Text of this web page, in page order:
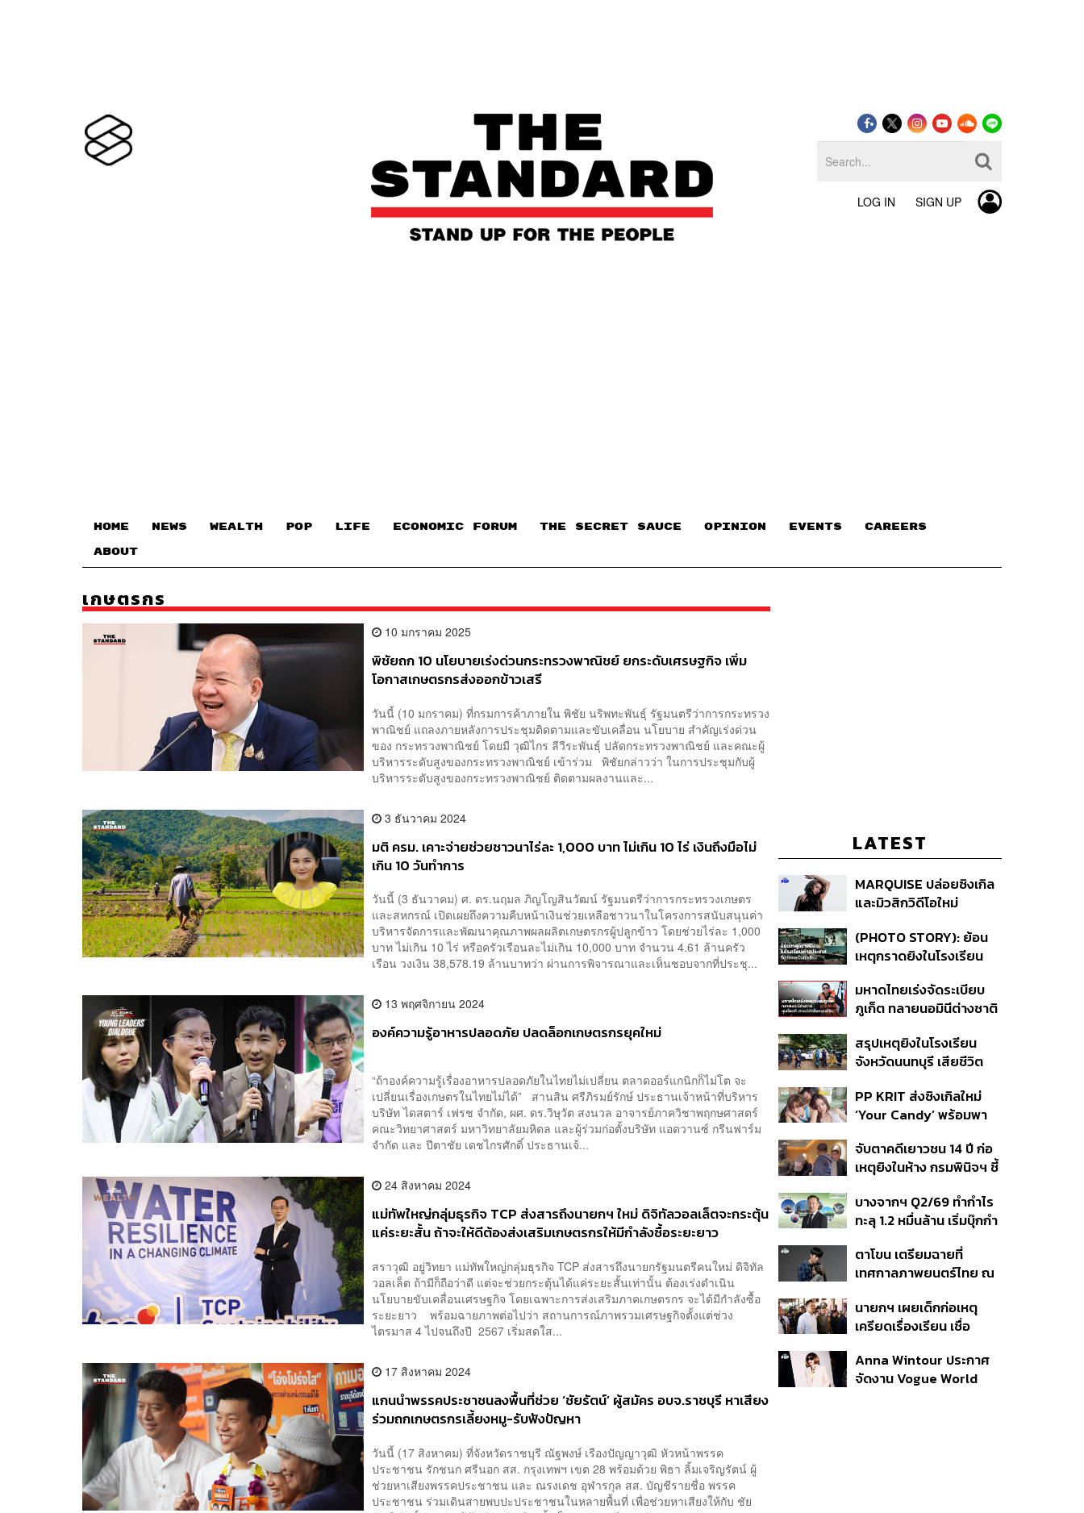
LOG IN SIGN UP
HOME NEWS WEALTH POP LIFE ECONOMIC FORUM THE SECRET SAUCE​ OPINION EVENTS CAREERS
ABOUT
เกษตรกร
10 มกราคม 2025
พิชัยถก 10 นโยบายเร่งด่วนกระทรวงพาณิชย์ ยกระดับเศรษฐกิจ เพิ่ม
โอกาสเกษตรกรส่งออกข้าวเสรี
วันนี้ (10 มกราคม) ที่กรมการค้าภายใน พิชัย นริพทะพันธุ์ รัฐมนตรีว่าการกระทรวง
พาณิชย์ แถลงภายหลังการประชุมติดตามและขับเคลื่อน นโยบาย สำคัญเร่งด่วน
ของ กระทรวงพาณิชย์ โดยมี วุฒิไกร ลีวีระพันธุ์ ปลัดกระทรวงพาณิชย์ และคณะผู้
บริหารระดับสูงของกระทรวงพาณิชย์ เข้าร่วม พิชัยกล่าวว่า ในการประชุมกับผู้
บริหารระดับสูงของกระทรวงพาณิชย์ ติดตามผลงานและ...
3 ธันวาคม 2024
มติ ครม. เคาะจ่ายช่วยชาวนาไร่ละ 1,000 บาท ไม่เกิน 10 ไร่ เงินถึงมือไม่
เกิน 10 วันทำการ
วันนี้ (3 ธันวาคม) ศ. ดร.นฤมล ภิญโญสินวัฒน์ รัฐมนตรีว่าการกระทรวงเกษตร
และสหกรณ์ เปิดเผยถึงความคืบหน้าเงินช่วยเหลือชาวนาในโครงการสนับสนุนค่า
บริหารจัดการและพัฒนาคุณภาพผลผลิตเกษตรกรผู้ปลูกข้าว โดยช่วยไร่ละ 1,000
บาท ไม่เกิน 10 ไร่ หรือครัวเรือนละไม่เกิน 10,000 บาท จำนวน 4.61 ล้านครัว
เรือน วงเงิน 38,578.19 ล้านบาทว่า ผ่านการพิจารณาและเห็นชอบจากที่ประชุ...
13 พฤศจิกายน 2024
องค์ความรู้อาหารปลอดภัย ปลดล็อกเกษตรกรยุคใหม่
“ถ้าองค์ความรู้เรื่องอาหารปลอดภัยในไทยไม่เปลี่ยน ตลาดออร์แกนิกก็ไม่โต จะ
เปลี่ยนเรื่องเกษตรในไทยไม่ได้” สานสิน ศรีภิรมย์รักษ์ ประธานเจ้าหน้าที่บริหาร
บริษัท ไดสตาร์ เฟรช จำกัด, ผศ. ดร.วิษุวัต สงนวล อาจารย์ภาควิชาพฤกษศาสตร์
คณะวิทยาศาสตร์ มหาวิทยาลัยมหิดล และผู้ร่วมก่อตั้งบริษัท แอดวานซ์ กรีนฟาร์ม
จำกัด และ ปีตาชัย เดชไกรศักดิ์ ประธานเจ้...
24 สิงหาคม 2024
แม่ทัพใหญ่กลุ่มธุรกิจ TCP ส่งสารถึงนายกฯ ใหม่ ดิจิทัลวอลเล็ตจะกระตุ้น
แค่ระยะสั้น ถ้าจะให้ดีต้องส่งเสริมเกษตรกรให้มีกำลังซื้อระยะยาว
สราวุฒิ อยู่วิทยา แม่ทัพใหญ่กลุ่มธุรกิจ TCP ส่งสารถึงนายกรัฐมนตรีคนใหม่ ดิจิทัล
วอลเล็ต ถ้ามีก็ถือว่าดี แต่จะช่วยกระตุ้นได้แค่ระยะสั้นเท่านั้น ต้องเร่งดำเนิน
นโยบายขับเคลื่อนเศรษฐกิจ โดยเฉพาะการส่งเสริมภาคเกษตรกร จะได้มีกำลังซื้อ
ระยะยาว พร้อมฉายภาพต่อไปว่า สถานการณ์ภาพรวมเศรษฐกิจตั้งแต่ช่วง
ไตรมาส 4 ไปจนถึงปี 2567 เริ่มสดใส...
17 สิงหาคม 2024
แกนนำพรรคประชาชนลงพื้นที่ช่วย ‘ชัยรัตน์’ ผู้สมัคร อบจ.ราชบุรี หาเสียง
ร่วมถกเกษตรกรเลี้ยงหมู-รับฟังปัญหา
วันนี้ (17 สิงหาคม) ที่จังหวัดราชบุรี ณัฐพงษ์ เรืองปัญญาวุฒิ หัวหน้าพรรค
ประชาชน รักชนก ศรีนอก สส. กรุงเทพฯ เขต 28 พร้อมด้วย พิธา ลิ้มเจริญรัตน์ ผู้
ช่วยหาเสียงพรรคประชาชน และ ณรงเดช อุฬารกุล สส. บัญชีรายชื่อ พรรค
ประชาชน ร่วมเดินสายพบปะประชาชนในหลายพื้นที่ เพื่อช่วยหาเสียงให้กับ ชัย
LATEST
MARQUISE ปล่อยซิงเกิล
และมิวสิกวิดีโอใหม่
สัมพันธ์สุด Toxic
(PHOTO STORY): ย้อน
เหตุกราดยิงในโรงเรียน
นักเรียน
มหาดไทยเร่งจัดระเบียบ
ภูเก็ต ทลายนอมินีต่างชาติ
ที่ดิน เคลียร์ใบอนุญาต
โรงแรมค้าง 7 ปี
สรุปเหตุยิงในโรงเรียน
จังหวัดนนทบุรี เสียชีวิต
ปมค้นประวัติคดีกราดยิงที่
สหรัฐฯ
PP KRIT ส่งซิงเกิลใหม่
‘Your Candy’ พร้อมพา
สิกวิดีโอ
จับตาคดีเยาวชน 14 ปี ก่อ
เหตุยิงในห้าง กรมพินิจฯ ชี้
เนื่อง ประเมินปล่อยตัว
บางจากฯ Q2/69 ทำกำไร
ทะลุ 1.2 หมื่นล้าน เริ่มบุ๊กกำ
แรก หนุนรายได้ครึ่งปีทะลุ
3.2 แสนล้าน
ตาโขน เตรียมฉายที่
เทศกาลภาพยนตร์ไทย ณ
นายกฯ เผยเด็กก่อเหตุ
เครียดเรื่องเรียน เชื่อ
กระสุนอีกกว่า 30 นัด หาก
ไม่จบชีวิตตัวเองอาจสูญ
Anna Wintour ประกาศ
จัดงาน Vogue World